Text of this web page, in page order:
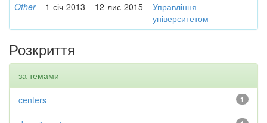
Other 1-січ-2013 12-лис-2015
Управління
університетом
-
Розкриття
за темами
1
centers